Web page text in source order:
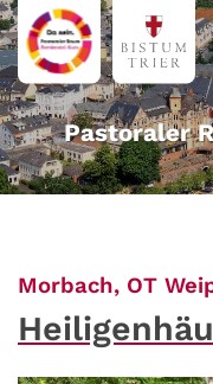
Zum Inhalt springen
Pastoraler
Morbach, OT